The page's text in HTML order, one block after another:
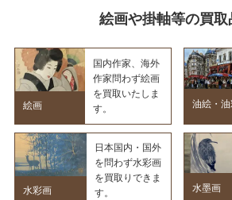
絵画や掛軸等の買取
絵画
国内作家、海外
作家問わず絵画
を買取いたしま
す。
油絵・油
水彩画
日本国内・国外
を問わず水彩画
を買取りできま
す。
水墨画